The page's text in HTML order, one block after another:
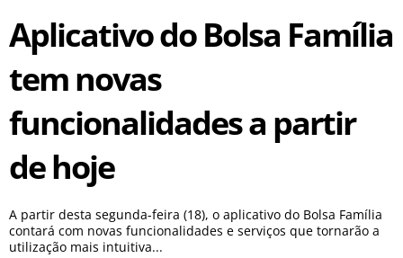
Aplicativo do Bolsa Família
tem novas
funcionalidades a partir
de hoje
A partir desta segunda-feira (18), o aplicativo do Bolsa Família
contará com novas funcionalidades e serviços que tornarão a
utilização mais intuitiva...